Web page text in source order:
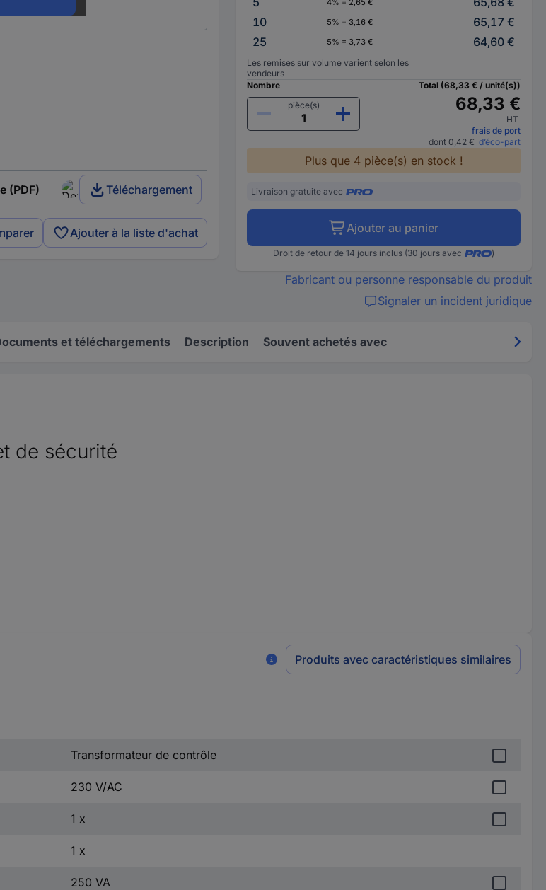
(PDF) Téléchargement
Ajouter à la liste d'achat
4% = 2,65 €
10
5% = 3,16 €
65,17 €
25
5% = 3,73 € 64,60 €
Les remises sur volume varient selon les
vendeurs
Nombre
pièce(s)
Total (68,33 € / unité(s))
68,33 €
HT
frais de port
dont 0,42 € d’éco-part
Plus que 4 pièce(s) en stock !
Livraison gratuite avec
Ajouter au panier
Droit de retour de 14 jours inclus (30 jours avec )
Fabricant ou personne responsable du produit
Signaler un incident juridique
et téléchargements Description Souvent achetés avec
de sécurité
Produits avec caractéristiques similaires
Transformateur de contrôle
230 V/AC
1 x
1 x
250 VA